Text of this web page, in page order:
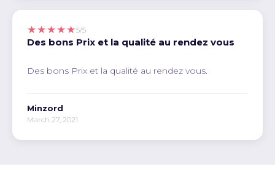
★★★★★5/5
Des bons Prix et la qualité au rendez vous
Des bons Prix et la qualité au rendez vous.
Minzord
March 27, 2021